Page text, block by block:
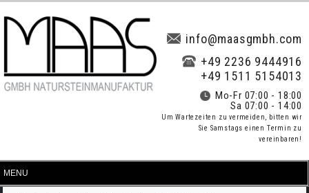
info@maasgmbh.com
+49 2236 9444916
+49 1511 5154013
Mo-Fr 07:00 - 18:00
Sa 07:00 - 14:00
Um Wartezeiten zu vermeiden, bitten wir
Sie Samstags einen Termin zu
vereinbaren!